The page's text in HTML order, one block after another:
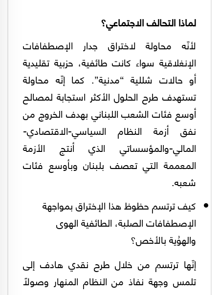
لماذا التحالف الاجتماعي؟
لأنّه محاولة لاختراق جدار الإصطفافات
الإنغلاقية سواء كانت طائفية، حزبية تقليدية
أو حالات شللية “مدنية”. كما إنّه محاولة
تستهدف طرح الحلول الأكثر استجابة لمصالح
أوسع فئات الشعب اللبناني بهدف الخروج من
نفق أزمة النظام السياسي-الاقتصادي-
المالي-والمؤسساتي الذي أنتج الأزمة
المعممة التي تعصف بلبنان وبأوسع فئات
شعبه.
كيف ترتسم حظوظ هذا الإختراق بمواجهة
الإصطفافات الصلبة، الطائفية الهوى
والهوُية بالأخص؟
إنّها ترتسم من خلال طرح نقدي هادف إلى
تلمس وجهة نفاذ من النظام المنهار وصولاً